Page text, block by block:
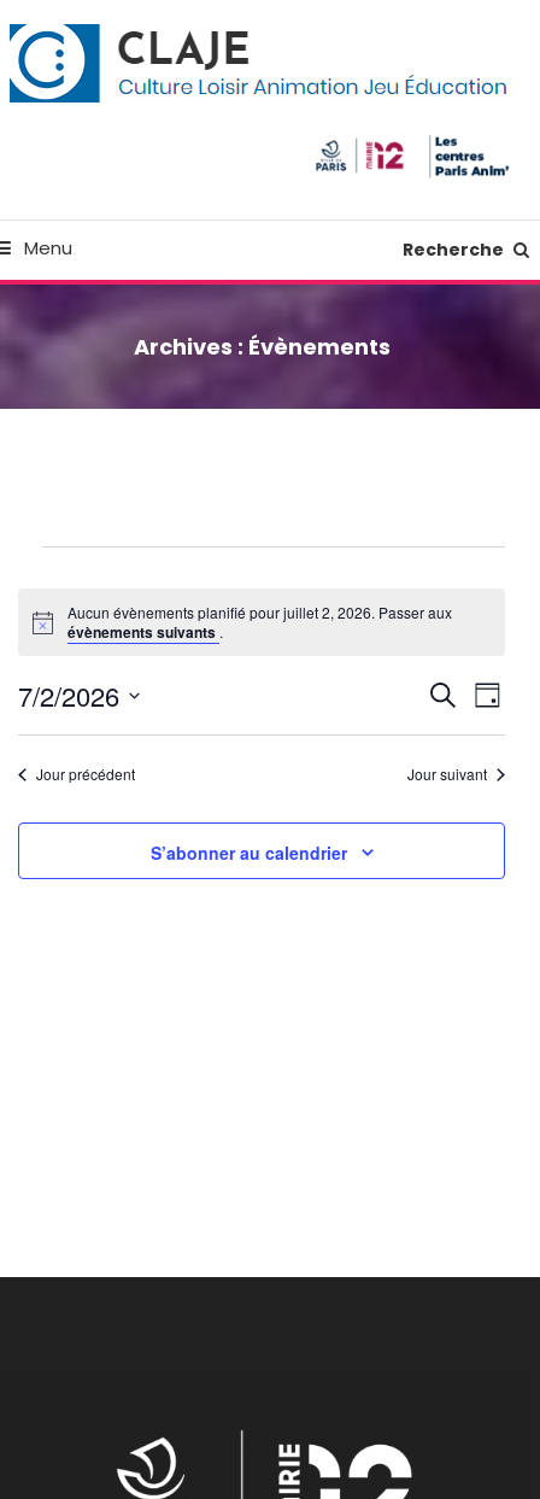
Menu Recherche
Archives : Évènements
juillet
2026
Notice
Aucun évènements planifié pour juillet 2, 2026. Passer aux
évènements suivants .
et
de
vues
Recherche
de
Jour
7/2/2026
Sélectionnez
uneJour précédent Jour suivant
S’abonner au calendrier